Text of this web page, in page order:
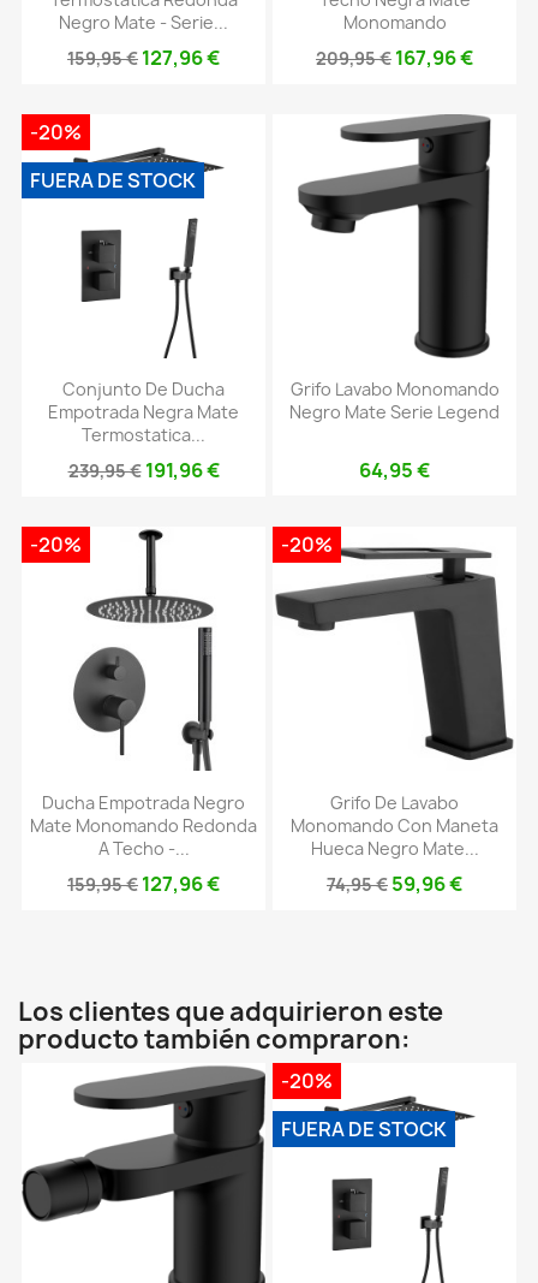
Negro Mate - Serie...
159,95 € 127,96 €
Monomando
209,95 € 167,96 €
Conjunto De Ducha
Empotrada Negra Mate
Termostatica...
239,95 € 191,96 €
-20%
FUERA DE STOCK
Grifo Lavabo Monomando
Negro Mate Serie Legend
64,95 €
Ducha Empotrada Negro
Mate Monomando Redonda
A Techo -...
159,95 € 127,96 €
-20%
Grifo De Lavabo
Monomando Con Maneta
Hueca Negro Mate...
74,95 € 59,96 €
-20%
Los clientes que adquirieron este
producto también compraron:
-20%
FUERA DE STOCK